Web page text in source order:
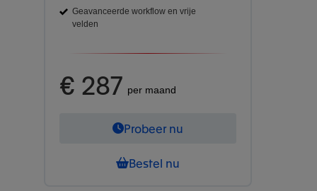
Geavanceerde workflow en vrije
velden
€ 287 per maand
Probeer nu
Bestel nu